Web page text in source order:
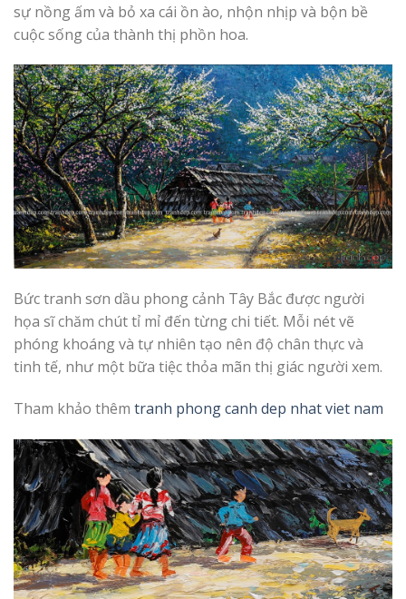
sự nồng ấm và bỏ xa cái ồn ào, nhộn nhịp và bộn bề
cuộc sống của thành thị phồn hoa.
Bức tranh sơn dầu phong cảnh Tây Bắc được người
họa sĩ chăm chút tỉ mỉ đến từng chi tiết. Mỗi nét vẽ
phóng khoáng và tự nhiên tạo nên độ chân thực và
tinh tế, như một bữa tiệc thỏa mãn thị giác người xem.
Tham khảo thêm tranh phong canh dep nhat viet nam